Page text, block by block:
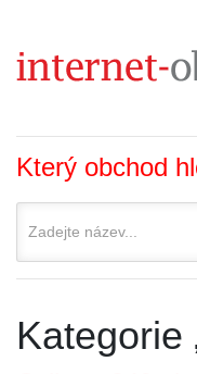
Který obchod
Kategorie